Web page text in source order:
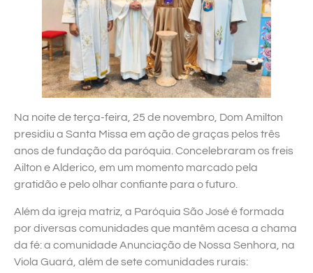
Na noite de terça-feira, 25 de novembro, Dom Amilton
presidiu a Santa Missa em ação de graças pelos três
anos de fundação da paróquia. Concelebraram os freis
Ailton e Alderico, em um momento marcado pela
gratidão e pelo olhar confiante para o futuro.
Além da igreja matriz, a Paróquia São José é formada
por diversas comunidades que mantêm acesa a chama
da fé: a comunidade Anunciação de Nossa Senhora, na
Viola Guará, além de sete comunidades rurais: